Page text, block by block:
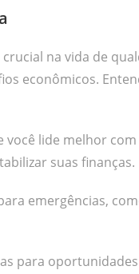
na vida de
econômicos.
lide melhor
suas finanças.
emergências,
para